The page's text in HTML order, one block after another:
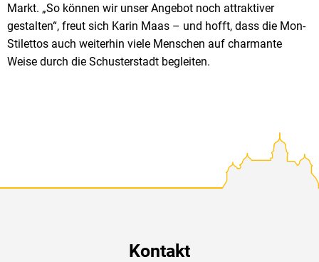
Markt. „So können wir unser Angebot noch attraktiver
gestalten“, freut sich Karin Maas – und hofft, dass die Mon-
Stilettos auch weiterhin viele Menschen auf charmante
Weise durch die Schusterstadt begleiten.
Kontakt